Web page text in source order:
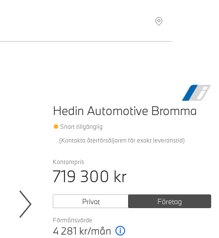
Hedin Automotive Bromma
Snart tillgänglig
(Kontakta återförsäljaren för exakt leveranstid)
Kontantpris
719 300 kr
Privat Företag
Förmånsvärde
4 281 kr/mån